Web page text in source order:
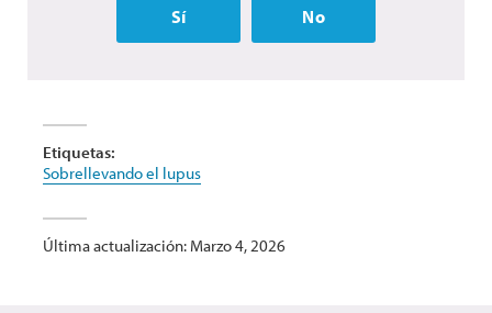
Sí No
Etiquetas:
Sobrellevando el lupus
Última actualización: Marzo 4, 2026